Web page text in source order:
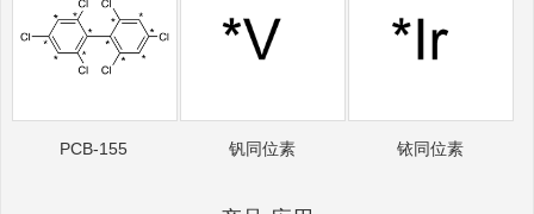
PCB-155 钒同位素 铱同位素